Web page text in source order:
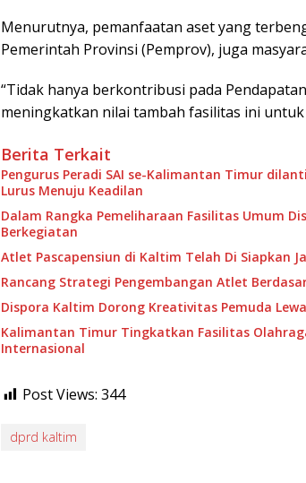
Menurutnya, pemanfaatan aset yang
Pemerintah Provinsi (Pemprov), juga
“Tidak hanya berkontribusi pada
meningkatkan nilai tambah fasilitas ini
Berita Terkait
Pengurus Peradi SAI se-Kalimantan Timur
Lurus Menuju Keadilan
Dalam Rangka Pemeliharaan Fasilitas Umum
Berkegiatan
Atlet Pascapensiun di Kaltim Telah Di Siapkan
Rancang Strategi Pengembangan Atlet
Dispora Kaltim Dorong Kreativitas Pemuda
Kalimantan Timur Tingkatkan Fasilitas
Internasional
Post Views: 344
dprd kaltim